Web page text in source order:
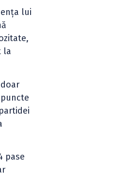
lui
la
pase